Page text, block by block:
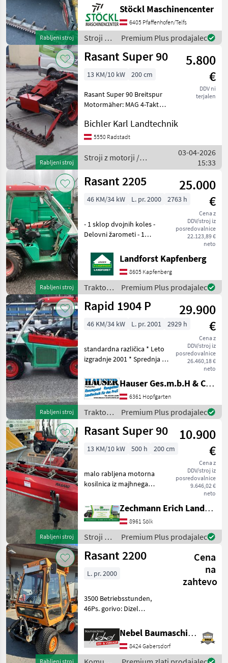
Rabljeni stroj
grabljem. (A) Dizel Stroji z
motorji Transporter in
motorni transporter
Stöckl Maschinencenter
6405 Pfaffenhofen/Telfs
Stroji z
motorji /
Rasant
Premium Plus prodajalec
Rabljeni stroj
Rasant Super 90
5.800
€
DDV ni
terjalen
13 KM/10 kW 200 cm
Rasant Super 90 Breitspur
Motormäher: MAG 4-Takt
Vorwärts- und
Rückwärtsgängen,
Lenkbremse,
Zwillingsbereifung,
Busatis 160
Bichler Karl Landtechnik
5550 Radstadt
Stroji z motorji /
Rasant
03-04-2026
15:33
Rabljeni stroj
Rasant 2205
25.000
€
Cena z
DDV/stroj iz
posredovalnice
22.123,89 €
neto
46 KM/34 kW L. pr. 2000 2763 h
- 1 sklop dvojnih koles -
Delovni žarometi - 1
delovanjem zadaj - 1
funkcija z dvojnim
delovanjem spredaj Da bi
vam prihranili nepotrebno
čakan
Landforst Kapfenberg
8605 Kapfenberg
Traktor /
Rasant
Premium Plus prodajalec
Rabljeni stroj
Rapid 1904 P
29.900
€
Cena z
DDV/stroj iz
posredovalnice
26.460,18 €
neto
46 KM/34 kW L. pr. 2001 2929 h
standardna različica * Leto
izgradnje 2001 * Sprednja in
Vetrobransko steklo *
Sprednja in zadnja krmilna
enota * Štirikolesno
krmiljenje *
Hauser Ges.m.b.H & Co.KG
6361 Hopfgarten
Traktor /
Rasant
Premium Plus prodajalec
Rabljeni stroj
Rasant Super 90
10.900
€
Cena z
DDV/stroj iz
posredovalnice
9.646,02 €
neto
13 KM/10 kW 500 h 200 cm
malo rabljena motorna
kosilnica iz majhnega
premična os – 2-metrski
portalni kosilni mehanizem
z dvojnim nožem – 2-
metrski tračni grablji
Zechmann Erich Landmaschinen-Portalbau
8961 Sölk
Stroji z
motorji /
Rasant
Premium Plus prodajalec
Rabljeni stroj
Rasant 2200
Cena
na
zahtevo
L. pr. 2000
3500 Betriebsstunden,
46Ps. gorivo: Dizel
Komunalno vozilo
Nebel Baumaschinen
8424 Gabersdorf